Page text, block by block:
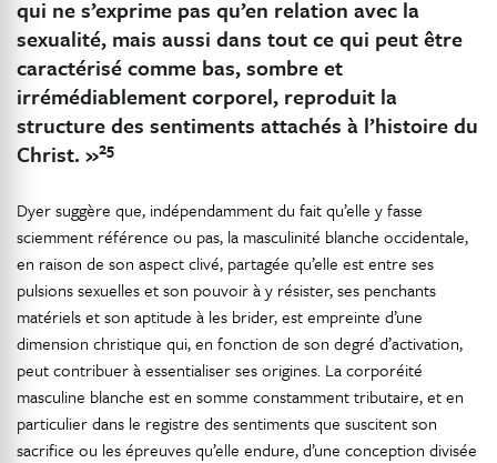
qui ne s’exprime pas qu’en relation avec la
sexualité, mais aussi dans tout ce qui peut être
caractérisé comme bas, sombre et
irrémédiablement corporel, reproduit la
structure des sentiments attachés à l’histoire du
Christ. »25
Dyer suggère que, indépendamment du fait qu’elle y fasse
sciemment référence ou pas, la masculinité blanche occidentale,
en raison de son aspect clivé, partagée qu’elle est entre ses
pulsions sexuelles et son pouvoir à y résister, ses penchants
matériels et son aptitude à les brider, est empreinte d’une
dimension christique qui, en fonction de son degré d’activation,
peut contribuer à essentialiser ses origines. La corporéité
masculine blanche est en somme constamment tributaire, et en
particulier dans le registre des sentiments que suscitent son
sacrifice ou les épreuves qu’elle endure, d’une conception divisée